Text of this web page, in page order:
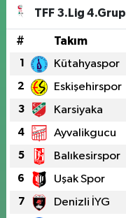
TFF 3.Lig 4.Grup
# Takım
1 Kütahyaspor
2 Eskişehirspor
3 Karsiyaka
4 Ayvalikgucu
5 Balıkesirspor
6 Uşak Spor
7 Denizli İYG